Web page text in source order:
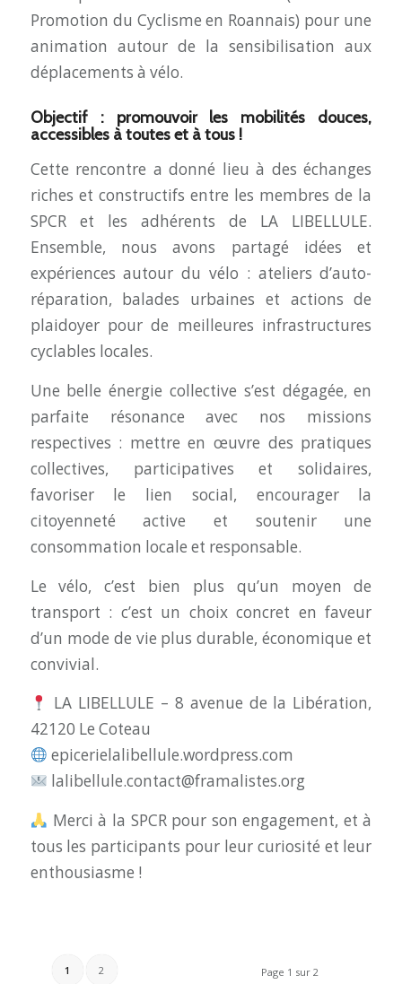
Promotion du Cyclisme en Roannais) pour une
animation autour de la sensibilisation aux
déplacements à vélo.
Objectif : promouvoir les mobilités douces,
accessibles à toutes et à tous !
Cette rencontre a donné lieu à des échanges
riches et constructifs entre les membres de la
SPCR et les adhérents de LA LIBELLULE.
Ensemble, nous avons partagé idées et
expériences autour du vélo : ateliers d’auto-
réparation, balades urbaines et actions de
plaidoyer pour de meilleures infrastructures
cyclables locales.
Une belle énergie collective s’est dégagée, en
parfaite résonance avec nos missions
respectives : mettre en œuvre des pratiques
collectives, participatives et solidaires,
favoriser le lien social, encourager la
citoyenneté active et soutenir une
consommation locale et responsable.
Le vélo, c’est bien plus qu’un moyen de
transport : c’est un choix concret en faveur
d’un mode de vie plus durable, économique et
convivial.
LA LIBELLULE – 8 avenue de la Libération,
42120 Le Coteau
epicerielalibellule.wordpress.com
lalibellule.contact@framalistes.org
Merci à la SPCR pour son engagement, et à
tous les participants pour leur curiosité et leur
enthousiasme !
Page 1 sur 2
1 2